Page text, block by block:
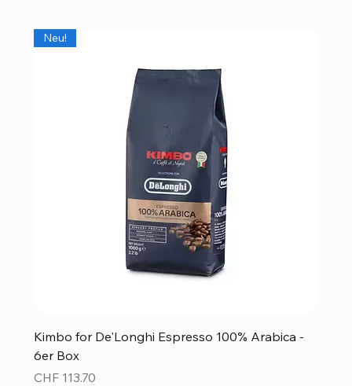
Neu!
Kimbo for De'Longhi Espresso 100% Arabica -
6er Box
Preis
CHF 113.70